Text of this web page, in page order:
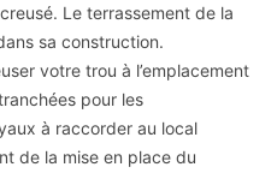
Le terrassement de la
sa construction.
votre trou à l’emplacement
pour les
à raccorder au local
de la mise en place du